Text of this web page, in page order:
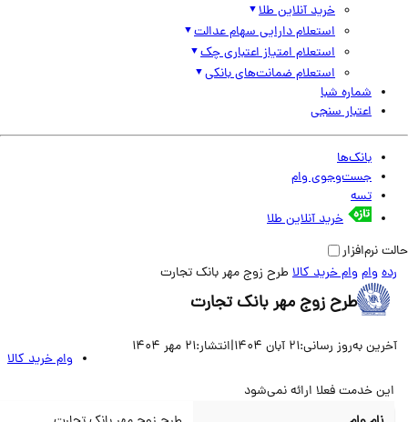
خرید آنلاین طلا
استعلام دارایی سهام عدالت
استعلام امتیاز اعتباری چک
استعلام ضمانت‌های بانکی
شماره شبا
اعتبار سنجی
بانک‌ها
جست‌وجوی وام
تسه
خرید آنلاین طلا
وام وام خرید کالاطرح زوج مهر بانک تجارت
طرح زوج مهر بانک تجارت
به‌روز رسانی:21 آبان 1404 |انتشار:21 مهر 1404
وام خرید کالا
خدمت فعلا ارائه نمی‌شود